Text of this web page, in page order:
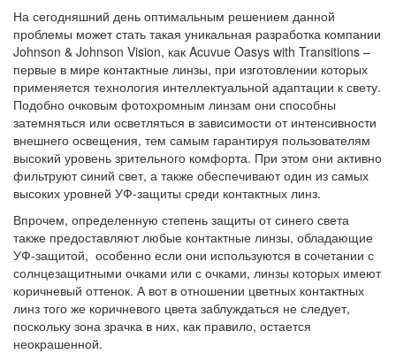
На сегодняшний день оптимальным решением данной
проблемы может стать такая уникальная разработка компании
Johnson & Johnson Vision, как Acuvue Oasys with Transitions –
первые в мире контактные линзы, при изготовлении которых
применяется технология интеллектуальной адаптации к свету.
Подобно очковым фотохромным линзам они способ­ны
затемняться или осветляться в зависимости от интенсивности
внешнего освеще­ния, тем самым гарантируя пользователям
высокий уровень зрительного комфорта. При этом они активно
фильтруют синий свет, а также обеспечивают один из самых
высоких уровней УФ-защиты среди контактных линз.
Впрочем, определенную степень защиты от синего света
также предоставляют любые контактные линзы, обладающие
УФ-защитой, особенно если они используются в сочетании с
солнцезащитными очками или с очками, линзы которых имеют
коричневый оттенок. А вот в отношении цветных контактных
линз того же коричневого цвета заблуждаться не следует,
поскольку зона зрачка в них, как правило, остается
неокрашенной.